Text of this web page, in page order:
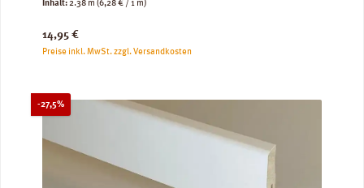
Inhalt:2.38 m (6,28 € / 1 m)
Regulärer Preis:
14,95 €
Preise inkl. MwSt. zzgl. Versandkosten
-27,5%Rabatt